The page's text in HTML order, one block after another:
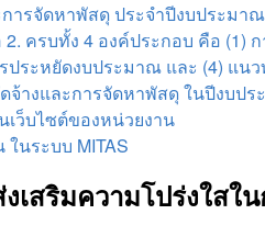
ารจัดหาพัสดุ ประจำปีงบประม
ครบทั้ง 4 องค์ประกอบ คือ (1)
ระหยัดงบประมาณ และ (4) แน
างและการจัดหาพัสดุ ในปีงบป
ว็บไซต์ของหน่วยงาน
นระบบ MITAS
เสริมความโปร่งใส